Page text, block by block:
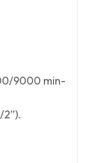
9000 min-